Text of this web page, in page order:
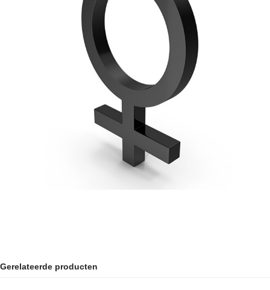
Gerelateerde producten